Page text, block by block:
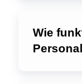
Wie